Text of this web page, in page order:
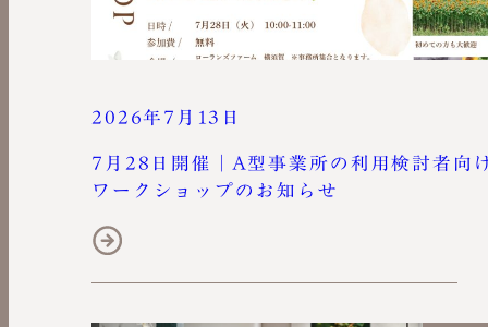
2026年7月13日
7月28日開催｜A型事業所の利用検討者向
ワークショップのお知らせ